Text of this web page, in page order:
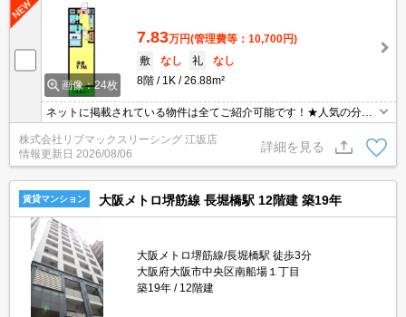
画像：24枚
7.83万円(管理費等：10,700円)
敷
なし 礼
なし
8階
1K 26.88m²
ネットに掲載されている物件は全てご紹介可能です！★人気の分譲
型マンション★初期費用クレジット決済可能★敷金礼金0円で初期
費用を抑えてのお引越しが可能です♪南向きで日当たり眺望良好です
♪
株式会社リブマックスリーシング 江坂店
情報更新日 2026/08/06
詳細を見る
賃貸マンション 大阪メトロ堺筋線 長堀橋駅 12階建 築19年
大阪メトロ堺筋線/長堀橋駅 徒歩3分
大阪府大阪市中央区南船場１丁目
築19年
12階建